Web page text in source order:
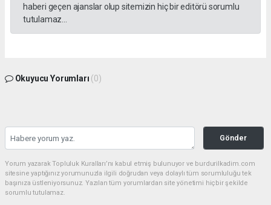
haberi geçen ajanslar olup sitemizin hiç bir editörü sorumlu
tutulamaz...
Okuyucu Yorumları (0)
Gönder
Yorum yazarak Topluluk Kuralları’nı kabul etmiş bulunuyor ve burdurilkadim.com
sitesine yaptığınız yorumunuzla ilgili doğrudan veya dolaylı tüm sorumluluğu tek
başınıza üstleniyorsunuz. Yazılan tüm yorumlardan site yönetimi hiçbir şekilde
sorumlu tutulamaz.